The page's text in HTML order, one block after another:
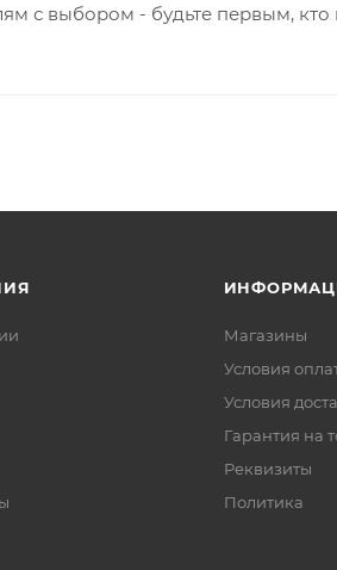
с выбором - будьте первым,
Магазины
Условия
Условия
Гарантия на
Реквизиты
Политика